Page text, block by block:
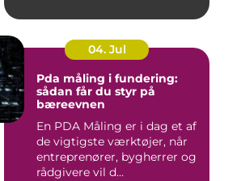
04. Jul
Pda måling i fundering:
sådan får du styr på
bæreevnen
En PDA Måling er i dag et af
de vigtigste værktøjer, når
entreprenører, bygherrer og
rådgivere vil d...